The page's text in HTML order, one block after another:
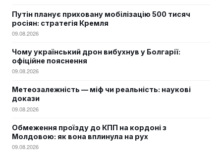
Путін планує приховану мобілізацію 500 тисяч
росіян: стратегія Кремля
09.08.2026
Чому український дрон вибухнув у Болгарії:
офіційне пояснення
09.08.2026
Метеозалежність — міф чи реальність: наукові
докази
09.08.2026
Обмеження проїзду до КПП на кордоні з
Молдовою: як вона вплинула на рух
09.08.2026